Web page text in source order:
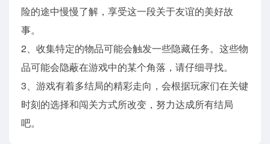
险的途中慢慢了解，享受这一段关于友谊的美好故
事。
2、收集特定的物品可能会触发一些隐藏任务。这些物
品可能会隐蔽在游戏中的某个角落，请仔细寻找。
3、游戏有着多结局的精彩走向，会根据玩家们在关键
时刻的选择和闯关方式所改变，努力达成所有结局
吧。